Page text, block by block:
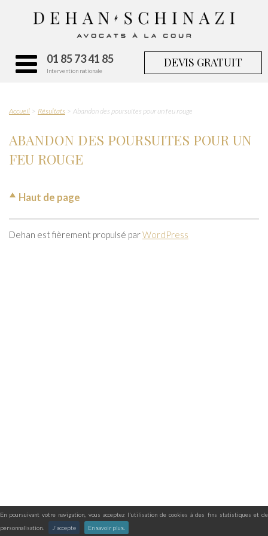
En poursuivant votre navigation, vous acceptez l'utilisation de cookies à des fins statistiques et de
personnalisation.
J'accepte En savoir plus.
01 85 73 41 85
Intervention nationale
DEVIS GRATUIT
Accueil Résultats Abandon des poursuites pour un feu rouge
ABANDON DES POURSUITES POUR UN
FEU ROUGE
Haut de page
Dehan est fièrement propulsé parWordPress